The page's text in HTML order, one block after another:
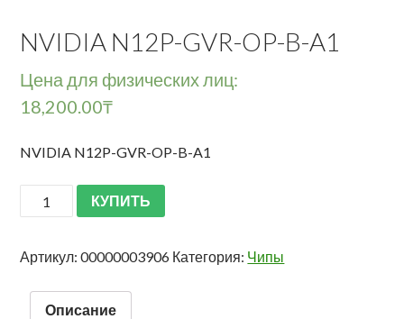
NVIDIA N12P-GVR-OP-B-A1
Цена для физических лиц:
18,200.00₸
NVIDIA N12P-GVR-OP-B-A1
КУПИТЬ
Артикул:00000003906 Категория: Чипы
Описание